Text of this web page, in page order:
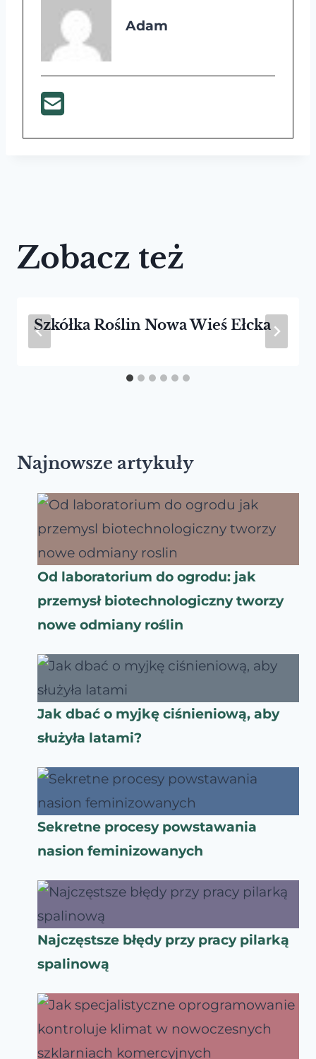
Adam
Zobacz też
Szkółka Roślin Nowa Wieś Ełcka
Najnowsze artykuły
Od laboratorium do ogrodu: jak
przemysł biotechnologiczny tworzy
nowe odmiany roślin
Jak dbać o myjkę ciśnieniową, aby
służyła latami?
Sekretne procesy powstawania
nasion feminizowanych
Najczęstsze błędy przy pracy pilarką
spalinową